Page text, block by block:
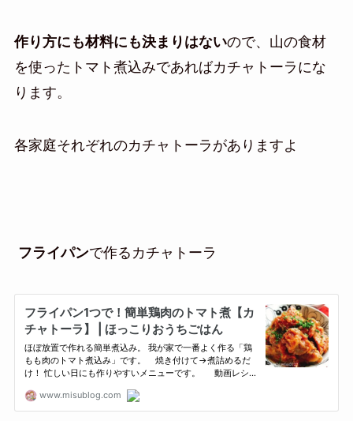
作り方にも材料にも決まりはないので、山の食材
を使ったトマト煮込みであればカチャトーラにな
ります。
各家庭それぞれのカチャトーラがありますよ
フライパンで作るカチャトーラ